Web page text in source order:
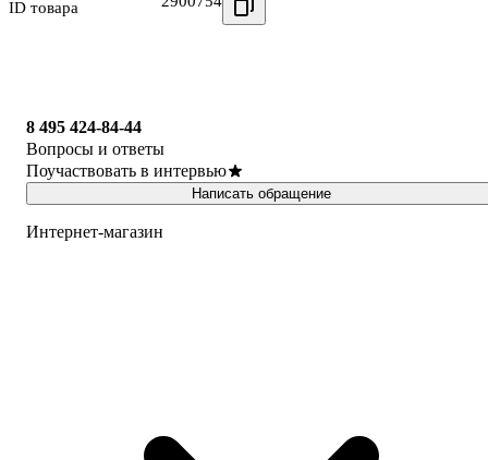
ID товара
8 495 424-84-44
Вопросы и ответы
Поучаствовать в интервью
Написать обращение
Интернет-магазин